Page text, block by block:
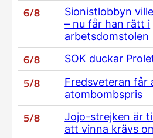
6/8
Sionistlobbyn
– nu får han rätt i
arbetsdomstolen
6/8 SOK duckar
5/8
Fredsveteran får
atombombspris
5/8
Jojo-strejken är
att vinna krävs